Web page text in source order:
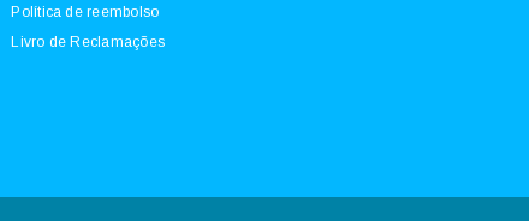
Política de reembolso
Livro de Reclamações